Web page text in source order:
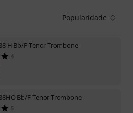
Popularidade
88 H Bb/F-Tenor Trombone
4
88HO Bb/F-Tenor Trombone
5